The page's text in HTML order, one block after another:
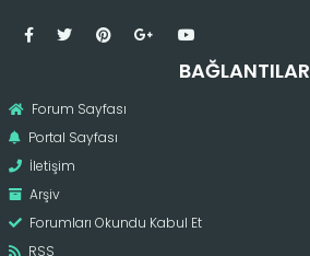
BAĞLANTILAR
Forum Sayfası
Portal Sayfası
İletişim
Arşiv
Forumları Okundu Kabul Et
RSS